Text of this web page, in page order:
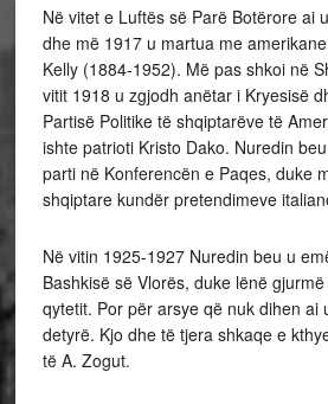
Në vitet e Luftës së Parë Botërore ai
dhe më 1917 u martua me
Kelly (1884-1952). Më pas shkoi në
vitit 1918 u zgjodh anëtar i Kryesisë
Partisë Politike të shqiptarëve të
ishte patrioti Kristo Dako. Nuredin
parti në Konferencën e Paqes, duke
shqiptare kundër pretendimeve
Në vitin 1925-1927 Nuredin beu u
Bashkisë së Vlorës, duke lënë
qytetit. Por për arsye që nuk dihen ai
detyrë. Kjo dhe të tjera shkaqe e
të A. Zogut.